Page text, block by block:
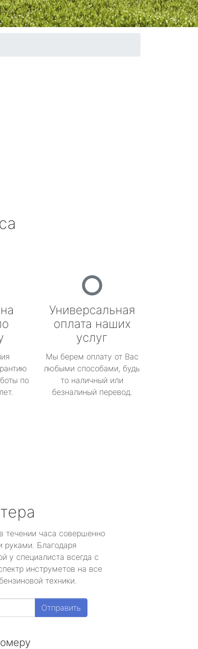
по
Универсальная
оплата наших
услуг
Мы берем оплату от Вас
любыми способами, будь
то наличный или
безналиный перевод.
течении часа совершенно
руками. Благодаря
у специалиста всегда с
инструметов на все
техники.
Отправить